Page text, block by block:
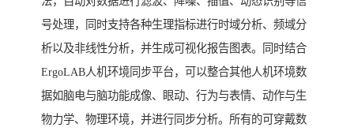
号处理，同时支持各种生理指标进行时域分析、频域分
析以及非线性分析，并生成可视化报告图表。同时结合
ErgoLAB人机环境同步平台，可以整合其他人机环境数
据如脑电与脑功能成像、眼动、行为与表情、动作与生
物力学、物理环境，并进行同步分析。所有的可穿戴数